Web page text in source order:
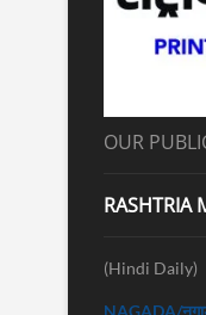
OUR
RASHTRIA
(Hindi Daily)
NAGADA/